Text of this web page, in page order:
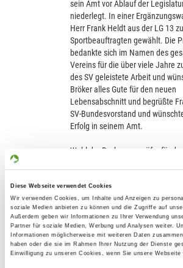
Diese Webseite verwendet Cookies
Wir verwenden Cookies, um Inhalte und Anzeigen zu
soziale Medien anbieten zu können und die Zugriffe auf
Außerdem geben wir Informationen zu Ihrer Verwendung
Partner für soziale Medien, Werbung und Analysen weiter.
Informationen möglicherweise mit weiteren Daten
haben oder die sie im Rahmen Ihrer Nutzung der Dienste
Einwilligung zu unseren Cookies, wenn Sie unsere Webseite
sein Amt vor Ablauf der
niederlegt. In einer
Herr Frank Heldt aus der LG 13
Sportbeauftragten gewählt. Die
bedankte sich im Namen des
Vereins für die über viele Jahre
des SV geleistete Arbeit und
Bröker alles Gute für den neuen
Lebensabschnitt und begrüßte
SV-Bundesvorstand und
Erfolg in seinem Amt.
Wahl der Rechnungsprüfer für
Wiederwahl des
Bianca Baumgärtner-Baedeker,
(Akanthus GmbH, Augsburg)
Die neue SV-Richterordnung